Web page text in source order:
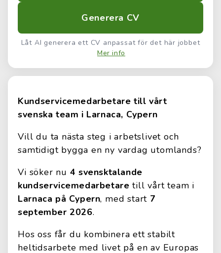
Generera CV
Låt AI generera ett CV anpassat för det här jobbet
Mer info
Kundservicemedarbetare till vårt
svenska team i Larnaca, Cypern
Vill du ta nästa steg i arbetslivet och
samtidigt bygga en ny vardag utomlands?
Vi söker nu 4 svensktalande
kundservicemedarbetare till vårt team i
Larnaca på Cypern, med start 7
september 2026.
Hos oss får du kombinera ett stabilt
heltidsarbete med livet på en av Europas